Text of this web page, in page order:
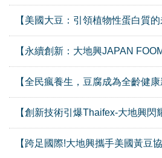
【美國大豆：引領植物性蛋白質的
【永續創新：大地興JAPAN
【全民瘋養生，豆腐成為全齡健康
【創新技術引爆Thaifex-大地興閃
【跨足國際!大地興攜手美國黃豆